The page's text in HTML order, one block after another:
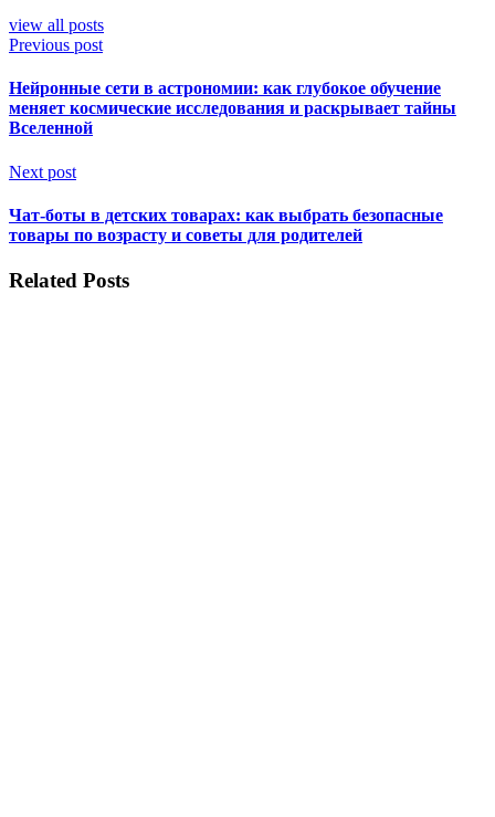
view all posts
Previous post
Нейронные сети в астрономии: как глубокое обучение
меняет космические исследования и раскрывает тайны
Вселенной
Next post
Чат-боты в детских товарах: как выбрать безопасные
товары по возрасту и советы для родителей
Related Posts